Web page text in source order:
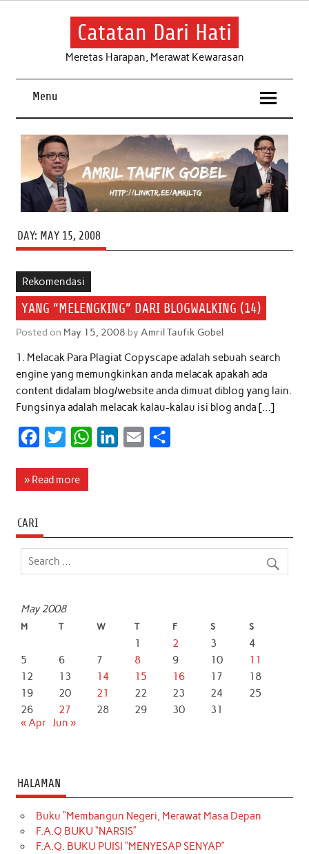
Skip
Catatan Dari Hati
Meretas Harapan, Merawat Kewarasan
Menu
DAY: MAY 15, 2008
Rekomendasi
YANG “MELENGKING” DARI BLOGWALKING (14)
Posted on May 15, 2008 by Amril Taufik Gobel
1. Melacak Para Plagiat Copyscape adalah sebuah search
engine yang memungkinkan anda melacak apakah ada
content didalam blog/website anda dimuat diblog yang lain.
Fungsinya adalah melacak kalau-kalau isi blog anda […]
c
o
o
i
e
W
A
d
» Read more
CARI
May 2008
M T W T F S S
1 2 3
4
5
6 7 8 9 10
11
12
13 14 15 16 17
18
19
20 21 22 23 24
25
26
27 28 29 30
31
« Apr Jun »
HALAMAN
Buku “Membangun Negeri, Merawat Masa Depan
F.A.Q BUKU “NARSIS”
F.A.Q. BUKU PUISI “MENYESAP SENYAP”